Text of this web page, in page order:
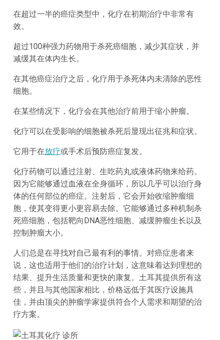
在超过一半的癌症类型中，化疗在初期治疗中非常有
效。
超过100种强力药物用于杀死癌细胞，减少其症状，并
减缓其在体内生长。
在其他癌症治疗之后，化疗用于杀死体内未清除的恶性
细胞。
在某些情况下，化疗会在其他治疗前用于缩小肿瘤。
化疗可以在受影响的细胞被杀死后显现出征兆和症状。
它用于在放疗或手术后预防癌症复发。
化疗药物可以通过注射、生吃药丸或液体药物来给药。
因为它能够通过血液在全身循环，所以几乎可以治疗身
体的任何部位的癌症。注射后，它会开始收缩肿瘤细
胞，使其变得更小更容易去除。它能够通过多种机制杀
死癌细胞，包括靶向DNA恶性细胞、减缓肿瘤生长以及
控制肿瘤大小。
人们总是在寻找对自己最有利的事情。对癌症患者来
说，这也适用于他们的治疗计划，这意味着达到理想的
结果、提升生活质量和更快的康复。土耳其提供所有这
些，并且与其他国家相比，价格远低于其医疗设施具
佳，并由顶尖的肿瘤学家提供符合个人需求和期望的治
疗方案。